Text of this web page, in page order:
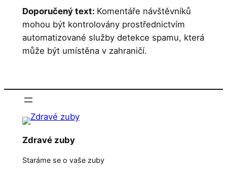
Doporučený text: Komentáře návštěvníků
mohou být kontrolovány prostřednictvím
automatizované služby detekce spamu, která
může být umístěna v zahraničí.
Zdravé zuby
Staráme se o vaše zuby